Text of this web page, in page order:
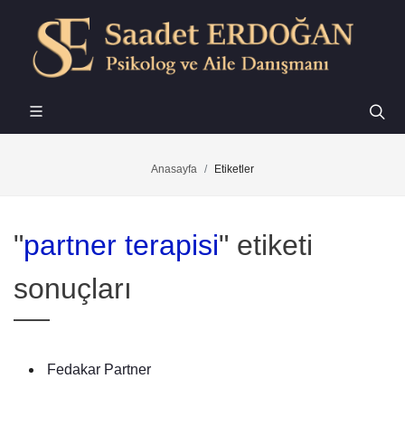
Anasayfa Etiketler
"partner terapisi" etiketi
sonuçları
Fedakar Partner